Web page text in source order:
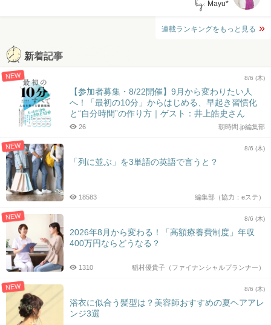
by: Mayu*
連載ランキングをもっと見る
新着記事
NEW 8/6 (木)
【参加者募集・8/22開催】9月から変わりたい人
へ！「最初の10分」からはじめる、早起き習慣化
と“自分時間”の作り方｜ゲスト：井上皓史さん
朝時間.jp編集部
26
NEW 8/6 (木)
「列に並ぶ」を3単語の英語で言うと？
編集部（協力：eステ）
18583
NEW 8/6 (木)
2026年8月から変わる！「高額療養費制度」年収
400万円ならどうなる？
稲村優貴子（ファイナンシャルプランナー）
1310
NEW 8/6 (木)
浴衣に似合う髪型は？美容師おすすめの夏ヘアアレ
ンジ3選